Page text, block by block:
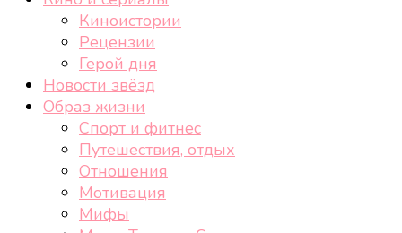
Киноистории
Рецензии
Герой дня
Новости звёзд
Образ жизни
Спорт и фитнес
Путешествия, отдых
Отношения
Мотивация
Мифы